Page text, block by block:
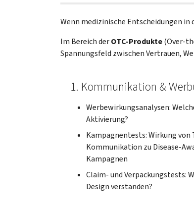
Wenn medizinische Entscheidungen
Im Bereich derOTC-Produkte(Over-
Spannungsfeld zwischen Vertrauen,
1. Kommunikation &
Werbewirkungsanalysen:
Aktivierung?
Kampagnentests: Wirkung von
Kommunikation zu Disease-
Kampagnen
Claim- und Verpackungstests:
Design verstanden?